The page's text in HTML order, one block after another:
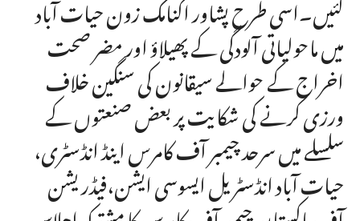
میں ماحولیاتی آلودگی کے پھیلاؤ اور مضر صحت
اخراج کے حوالے سیقانون کی سنگین خلاف
ورزی کرنے کی شکایت پر بعض صنعتوں کے
سلسلے میں سرحد چیمبر آف کامرس اینڈ انڈسٹری،
حیات آباد انڈسٹریل ایسوسی ایشن،فیڈریشن